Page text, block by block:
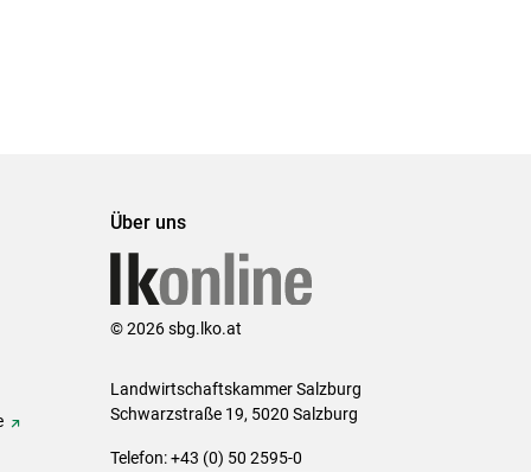
Über uns
© 2026 sbg.lko.at
Landwirtschaftskammer Salzburg
Schwarzstraße 19, 5020 Salzburg
Telefon: +43 (0) 50 2595-0